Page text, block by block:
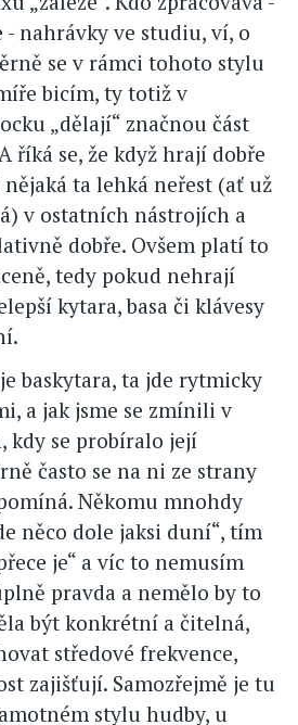
- nahrávky ve studiu, ví, o
se v rámci tohoto stylu
bicím, ty totiž v
„dělají“ značnou část
říká se, že když hrají dobře
nějaká ta lehká neřest (ať už
v ostatních nástrojích a
dobře. Ovšem platí to
tedy pokud nehrají
kytara, basa či klávesy
baskytara, ta jde rytmicky
a jak jsme se zmínili v
kdy se probíralo její
často se na ni ze strany
Někomu mnohdy
něco dole jaksi duní“, tím
je“ a víc to nemusím
pravda a nemělo by to
být konkrétní a čitelná,
středové frekvence,
zajišťují. Samozřejmě je tu
stylu hudby, u